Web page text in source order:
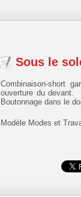
Sous le
Combinaison-short
ouverture du devant.
Boutonnage dans le
Modèle Modes et